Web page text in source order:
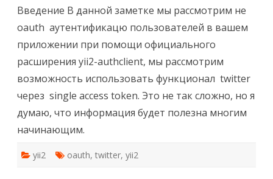
API
Введение В данной заметке мы рассмотрим не
oauth аутентификацю пользователей в вашем
приложении при помощи официального
расширения yii2-authclient, мы рассмотрим
возможность использовать функционал twitter
через single access token. Это не так сложно, но я
думаю, что информация будет полезна многим
начинающим.
yii2 oauth, twitter, yii2